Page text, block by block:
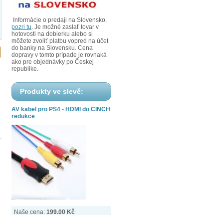
Informácie o predaji na Slovensko,
pozri tu. Je možné zaslať tovar v
hotovosti na dobierku alebo si
môžete zvoliť platbu vopred na účet
do banky na Slovensku. Cena
dopravy v tomto prípade je rovnaká
ako pre objednávky po Českej
republike.
Produkty ve slevě:
AV kabel pro PS4 - HDMI do CINCH
redukce
Naše cena: 199.00 Kč